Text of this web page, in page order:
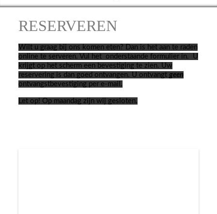
RESERVEREN
Wilt u graag bij ons komen eten? Dan is het aan te raden
online te serveren. Vul het onderstaande formulier in. U
krijgt op het scherm een bevestiging te zien. Uw
reservering is dan goed ontvangen. U ontvangt geen
ontvangstbevestiging per e-mail.
Let op! Op maandag zijn wij gesloten.